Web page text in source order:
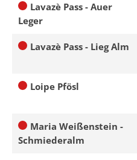
Lavazè Pass - Auer
Leger
Lavazè Pass - Lieg Alm
Loipe Pfösl
Maria Weißenstein -
Schmiederalm